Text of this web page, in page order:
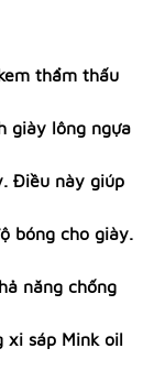
thẩm thấu
giày lông ngựa
Điều này giúp
bóng cho giày.
năng chống
xi sáp Mink oil